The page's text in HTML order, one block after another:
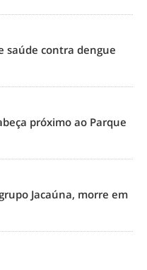
saúde contra dengue
próximo ao Parque
Jacaúna, morre em